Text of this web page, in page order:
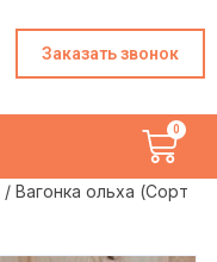
Заказать звонок
/ Вагонка ольха (Сорт